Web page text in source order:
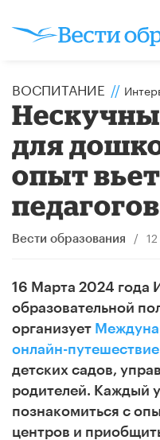
ВОСПИТАНИЕ //
для
опыт
педагогов
Вести образования /
16 Марта 2024 года
образовательной
организует
онлайн-
детских садов,
родителей. Каждый
познакомиться с
центров и